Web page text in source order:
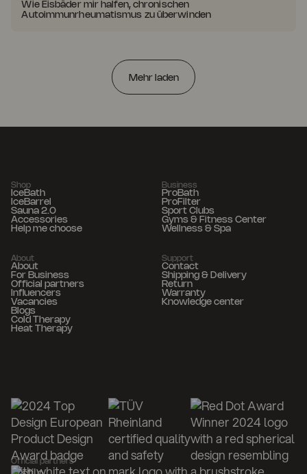
Wie Eisbäder mir halfen, chronischen
Autoimmunrheumatismus zu überwinden
Mehr laden
Shop
IceBath
IceBarrel
Sauna 2.0
Accessories
Help me choose
Business
ProBath
ProFilter
Sport Clubs
Gyms & Fitness Center
Wellness & Spa
About
About
For Business
Official partners
Influencers
Vacancies
Blogs
Cold Therapy
Heat Therapy
Support
Contact
Shipping & Delivery
Return
Warranty
Knowledge center
Official partners